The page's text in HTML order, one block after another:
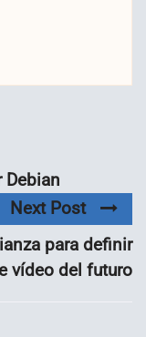
Debian
Next Post
para definir
vídeo del futuro